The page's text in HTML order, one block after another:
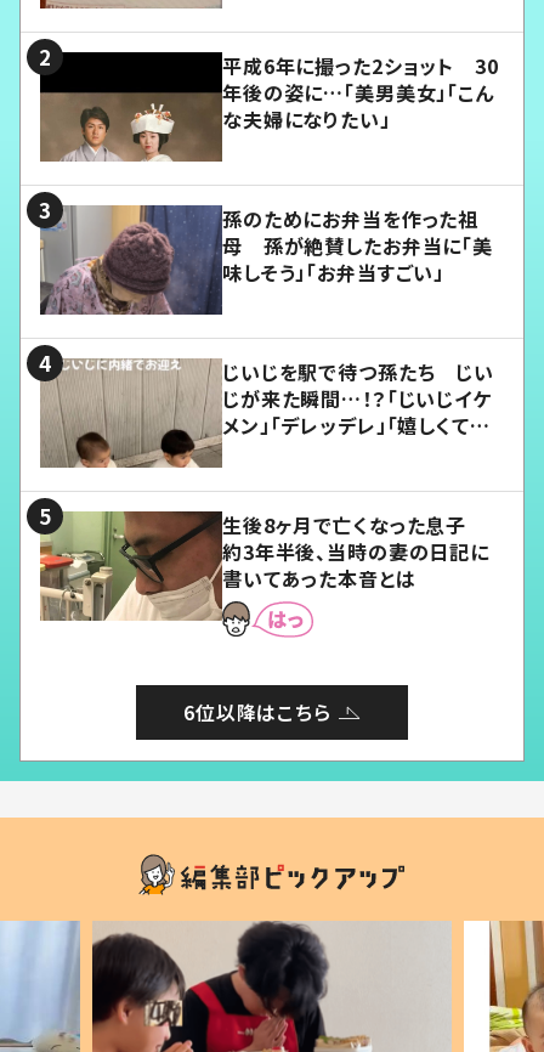
平成6年に撮った2ショット 30
年後の姿に…「美男美女」「こん
な夫婦になりたい」
孫のためにお弁当を作った祖
母 孫が絶賛したお弁当に「美
味しそう」「お弁当すごい」
じいじを駅で待つ孫たち じい
じが来た瞬間…！？「じいじイケ
メン」「デレッデレ」「嬉しくて可
生後8ヶ月で亡くなった息子
約3年半後、当時の妻の日記に
書いてあった本音とは
6位以降はこちら